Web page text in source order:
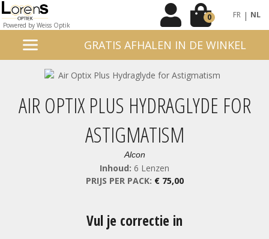
Powered by Weiss Optik
0 FR | NL
GRATIS AFHALEN IN DE WINKEL
AIR OPTIX PLUS HYDRAGLYDE FOR
ASTIGMATISM
Alcon
Inhoud: 6 Lenzen
PRIJS PER PACK: € 75,00
Vul je correctie in